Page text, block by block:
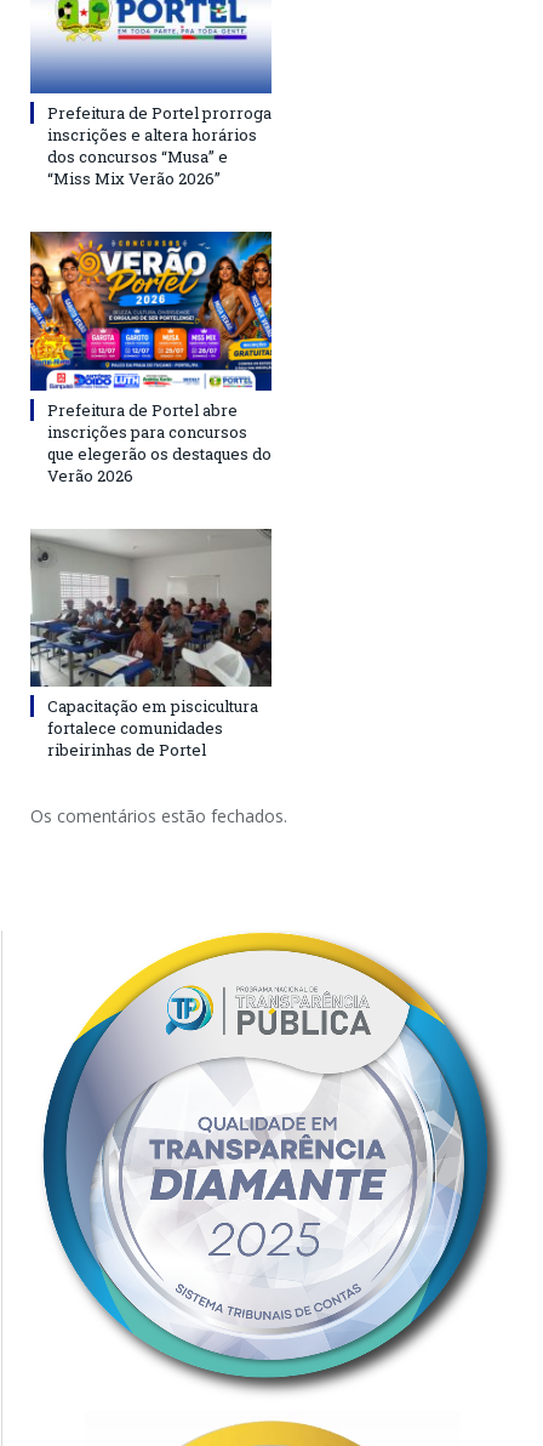
Prefeitura de Portel prorroga
inscrições e altera horários
dos concursos “Musa” e
“Miss Mix Verão 2026”
Prefeitura de Portel abre
inscrições para concursos
que elegerão os destaques do
Verão 2026
Capacitação em piscicultura
fortalece comunidades
ribeirinhas de Portel
Os comentários estão fechados.